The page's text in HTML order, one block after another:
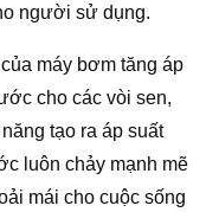
người sử dụng.
máy bơm tăng áp
cho các vòi sen,
tạo ra áp suất
luôn chảy mạnh mẽ
mái cho cuộc sống